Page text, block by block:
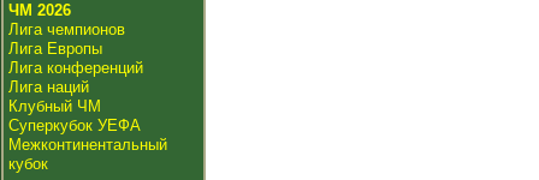
ЧМ 2026
Лига чемпионов
Лига Европы
Лига конференций
Лига наций
Клубный ЧМ
Суперкубок УЕФА
Межконтинентальный
кубок